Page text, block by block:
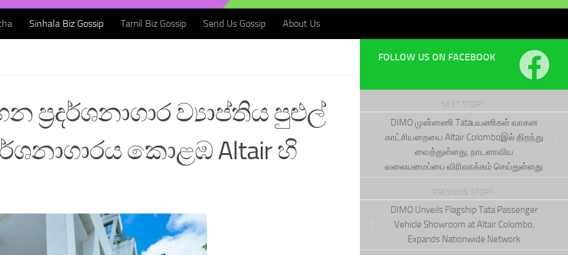
Sinhala Biz Gossip Tamil Biz Gossip Send Us Gossip About Us
ප්‍රදර්ශනාගාර ව්‍යාප්තිය පුළුල්
කොළඹ Altair හි
FOLLOW US ON FACEBOOK
NEXT STORY
DIMO முன்னணி Tataபயணிகள் வாகன
காட்சியறையை Altair Colomboஇல் திறந்து
வைத்துள்ளது, நாடளாவிய
வலையமைப்பை விரிவாக்கம் செய்துள்ளது
PREVIOUS STORY
DIMO Unveils Flagship Tata Passenger
Vehicle Showroom at Altair Colombo,
Expands Nationwide Network